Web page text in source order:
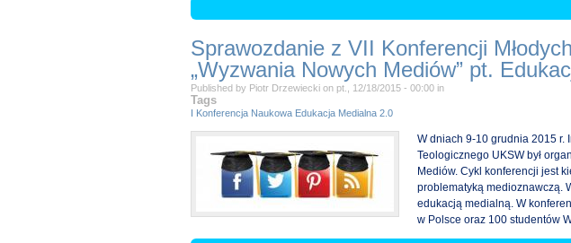
Sprawozdanie z VII Konferencji
„Wyzwania Nowych Mediów” pt.
Published by Piotr Drzewiecki on pt., 12/18/2015 - 00:00 in
Tags
I Konferencja Naukowa Edukacja Medialna 2.0
W dniach 9-10 grudnia 2015 r.
Teologicznego UKSW był
Mediów. Cykl konferencji jest
problematyką medioznawczą.
edukacją medialną. W
w Polsce oraz 100 studentów